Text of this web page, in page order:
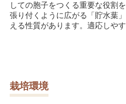
しての胞子をつくる重要な役割
張り付くように広がる「貯水葉
える性質があります。適応しや
栽培環境